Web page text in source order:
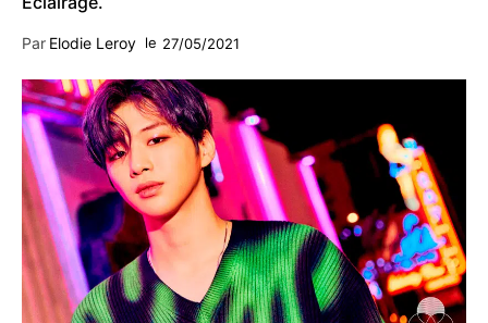
Par Elodie Leroy le 27/05/2021